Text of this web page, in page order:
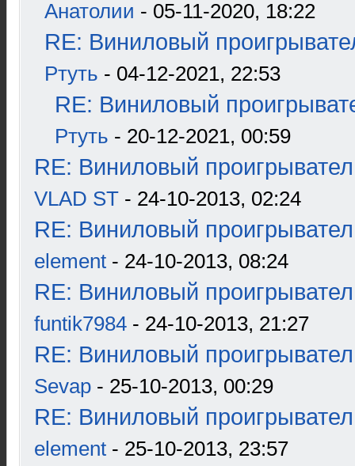
Анатолии - 05-11-2020, 18:22
RE: Виниловый
Ртуть - 04-12-2021, 22:53
RE: Виниловый
Ртуть - 20-12-2021, 00:59
RE: Виниловый
VLAD ST - 24-10-2013, 02:24
RE: Виниловый
element - 24-10-2013, 08:24
RE: Виниловый
funtik7984 - 24-10-2013, 21:27
RE: Виниловый
Sevap - 25-10-2013, 00:29
RE: Виниловый
element - 25-10-2013, 23:57